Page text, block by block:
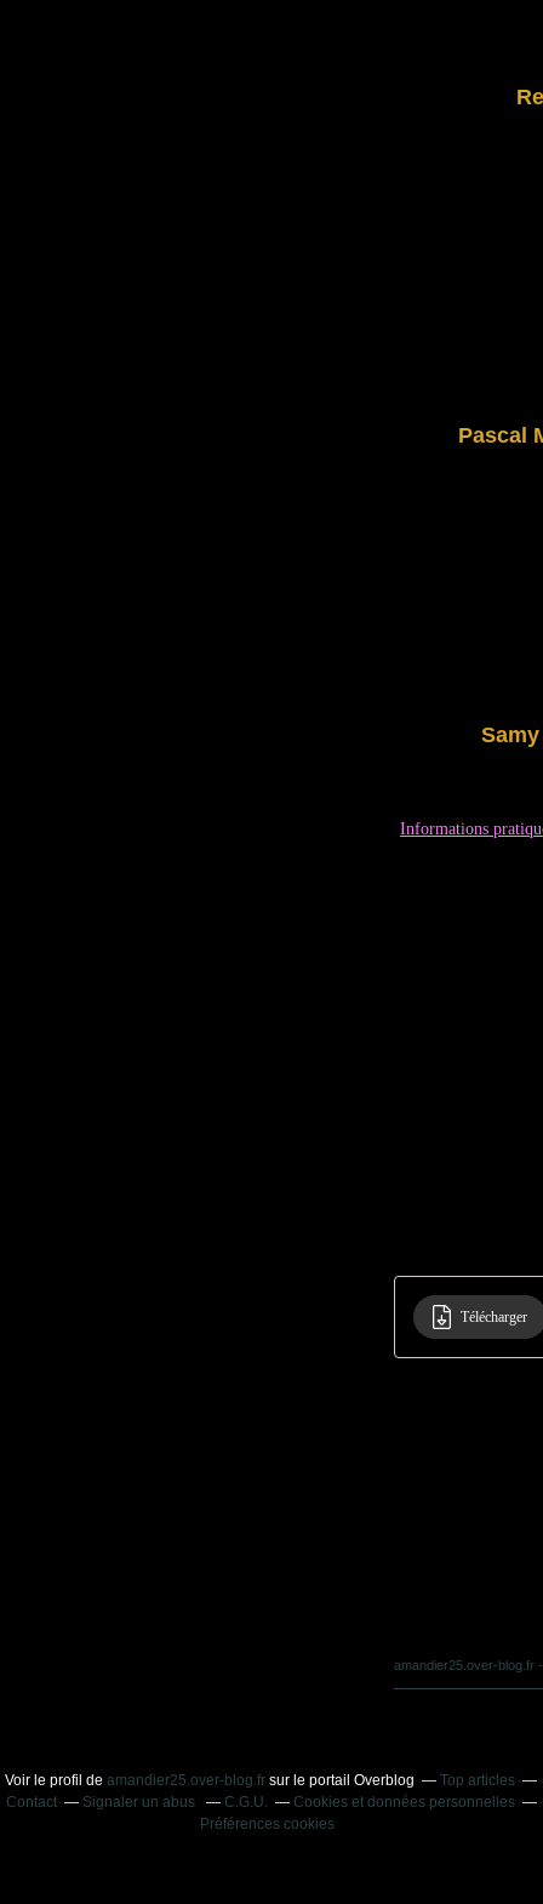
Pascal
Informations
Télécharger
amandier25.over-blog.fr -
Voir le profil deamandier25.over-blog.fr sur le portail Overblog
Top articles
Contact
Signaler un abus C.G.U.
Cookies et données personnelles
Préférences cookies